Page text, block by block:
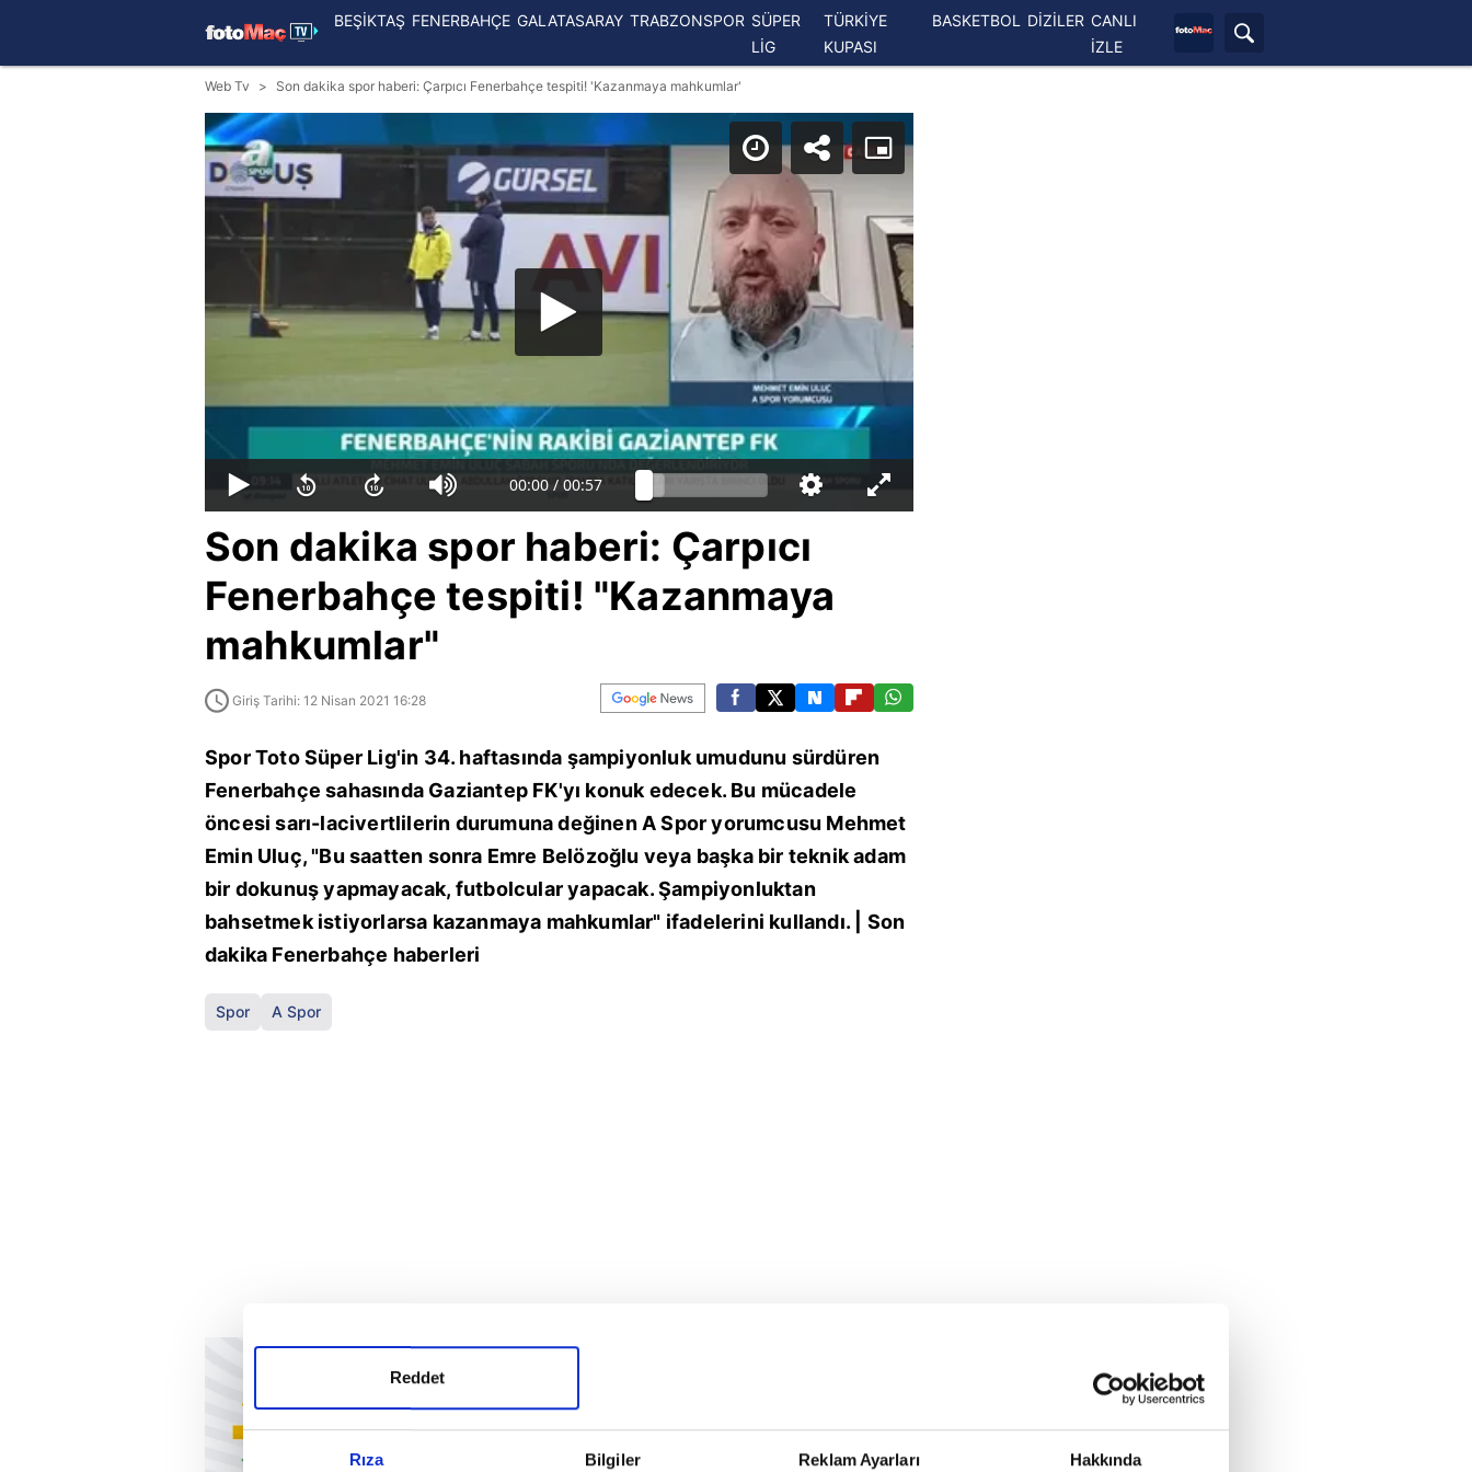
Rıza Bilgiler Reklam Ayarları Hakkında
Reddet
BEŞİKTAŞ FENERBAHÇE GALATASARAY TRABZONSPOR SÜPER
LİG
TÜRKİYE
KUPASI
BASKETBOL DİZİLER CANLI
İZLE
Web Tv Son dakika spor haberi: Çarpıcı Fenerbahçe tespiti! 'Kazanmaya mahkumlar'
00:00 / 00:57
Son dakika spor haberi: Çarpıcı
Fenerbahçe tespiti! "Kazanmaya
mahkumlar"
Giriş Tarihi: 12 Nisan 2021 16:28
Spor Toto Süper Lig'in 34. haftasında şampiyonluk umudunu sürdüren
Fenerbahçe sahasında Gaziantep FK'yı konuk edecek. Bu mücadele
öncesi sarı-lacivertlilerin durumuna değinen A Spor yorumcusu Mehmet
Emin Uluç, "Bu saatten sonra Emre Belözoğlu veya başka bir teknik adam
bir dokunuş yapmayacak, futbolcular yapacak. Şampiyonluktan
bahsetmek istiyorlarsa kazanmaya mahkumlar" ifadelerini kullandı. | Son
dakika Fenerbahçe haberleri
Spor A Spor